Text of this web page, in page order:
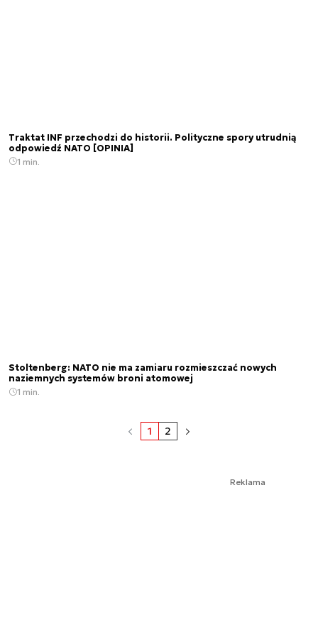
Traktat INF przechodzi do historii. Polityczne spory utrudnią
odpowiedź NATO [OPINIA]
1 min.
Stoltenberg: NATO nie ma zamiaru rozmieszczać nowych
naziemnych systemów broni atomowej
1 min.
1 2
Reklama